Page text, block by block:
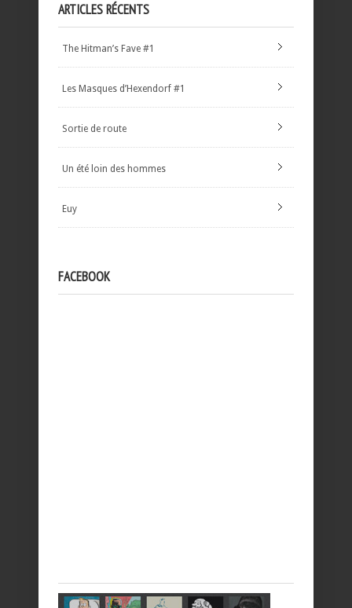
ARTICLES RÉCENTS
The Hitman’s Fave #1
Les Masques d’Hexendorf #1
Sortie de route
Un été loin des hommes
Euy
FACEBOOK